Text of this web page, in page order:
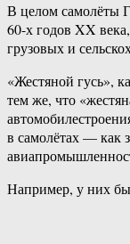
В целом самолёты
60-х годов XX
грузовых и
«Жестяной гусь»,
тем же, что
в самолётах — как
Например, у них